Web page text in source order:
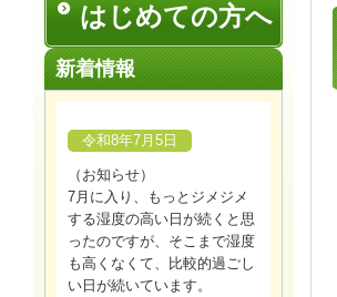
はじめての方へ
新着情報
令和8年7月5日
（お知らせ）
7月に入り、もっとジメジメ
する湿度の高い日が続くと思
ったのですが、そこまで湿度
も高くなくて、比較的過ごし
い日が続いています。